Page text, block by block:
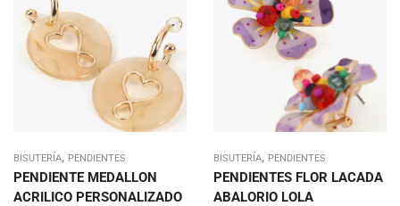
BISUTERÍA, PENDIENTES
PENDIENTE MEDALLON
ACRILICO PERSONALIZADO
BISUTERÍA, PENDIENTES
PENDIENTES FLOR LACADA
ABALORIO LOLA